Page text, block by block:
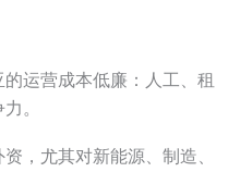
运营成本低廉：人工、租
。
，尤其对新能源、制造、